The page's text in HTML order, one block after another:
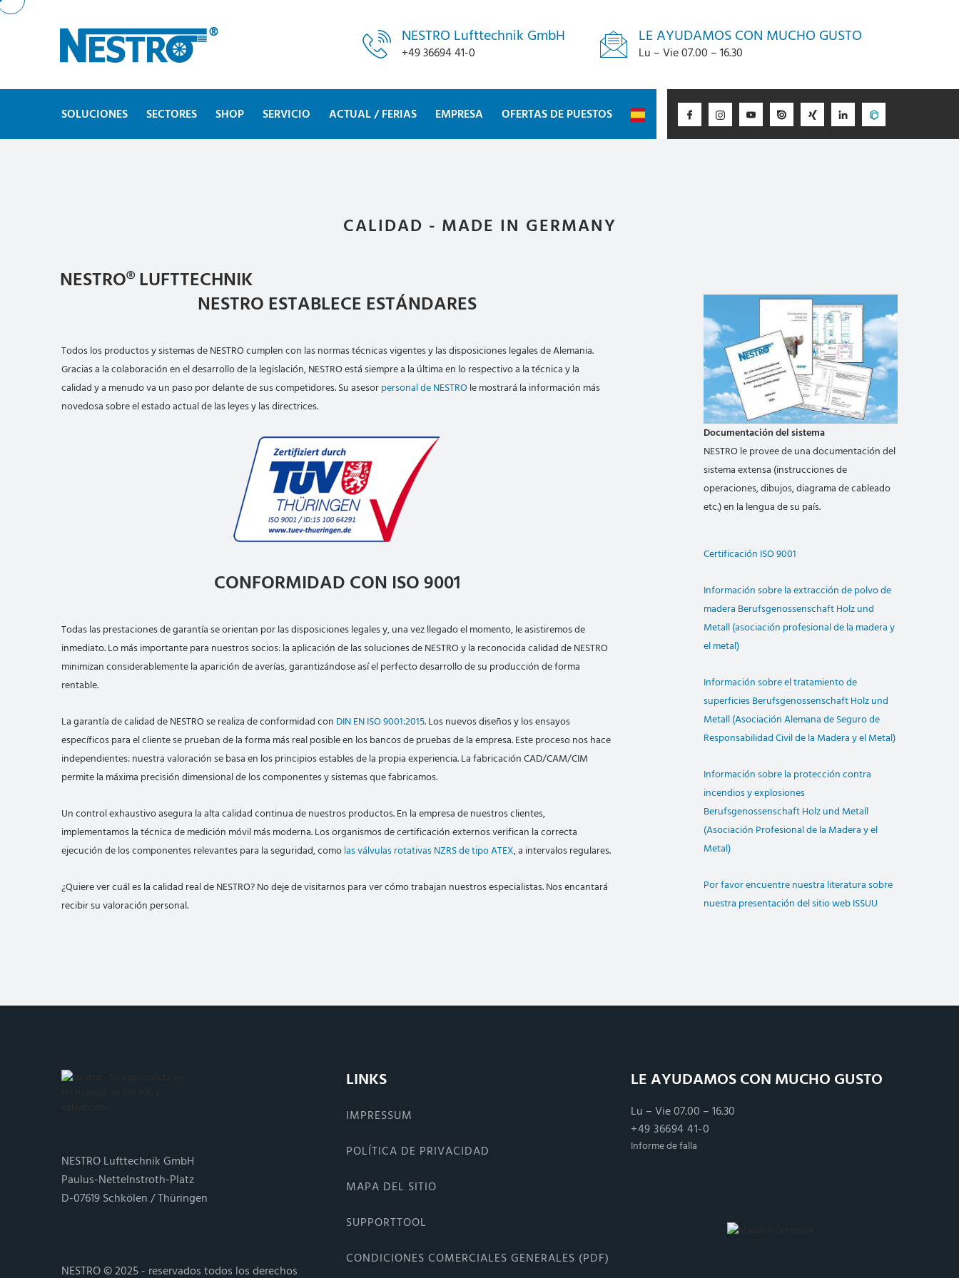
NESTRO Lufttechnik GmbH
+49 36694 41-0
LE AYUDAMOS CON MUCHO GUSTO
Lu – Vie 07.00 – 16.30
SOLUCIONES SECTORES SHOP SERVICIO ACTUAL / FERIAS EMPRESA OFERTAS DE PUESTOS
CALIDAD - MADE IN GERMANY
NESTRO® LUFTTECHNIK
NESTRO ESTABLECE ESTÁNDARES
Todos los productos y sistemas de NESTRO cumplen con las normas técnicas vigentes y las disposiciones legales de Alemania.
Gracias a la colaboración en el desarrollo de la legislación, NESTRO está siempre a la última en lo respectivo a la técnica y la
calidad y a menudo va un paso por delante de sus competidores. Su asesorpersonal de NESTROle mostrará la información más
novedosa sobre el estado actual de las leyes y las directrices.
CONFORMIDAD CON ISO 9001
Todas las prestaciones de garantía se orientan por las disposiciones legales y, una vez llegado el momento, le asistiremos de
inmediato. Lo más importante para nuestros socios: la aplicación de las soluciones de NESTRO y la reconocida calidad de NESTRO
minimizan considerablemente la aparición de averías, garantizándose así el perfecto desarrollo de su producción de forma
rentable.
La garantía de calidad de NESTRO se realiza de conformidad con DIN EN ISO 9001:2015. Los nuevos diseños y los ensayos
específicos para el cliente se prueban de la forma más real posible en los bancos de pruebas de la empresa. Este proceso nos hace
independientes: nuestra valoración se basa en los principios estables de la propia experiencia. La fabricación CAD/CAM/CIM
permite la máxima precisión dimensional de los componentes y sistemas que fabricamos.
Un control exhaustivo asegura la alta calidad continua de nuestros productos. En la empresa de nuestros clientes,
implementamos la técnica de medición móvil más moderna. Los organismos de certificación externos verifican la correcta
ejecución de los componentes relevantes para la seguridad, comolas válvulas rotativas NZRS de tipo ATEX, a intervalos regulares.
¿Quiere ver cuál es la calidad real de NESTRO? No deje de visitarnos para ver cómo trabajan nuestros especialistas. Nos encantará
recibir su valoración personal.
Documentación del sistema
NESTRO le provee de una documentación del
sistema extensa (instrucciones de
operaciones, dibujos, diagrama de cableado
etc.) en la lengua de su país.
Certificación ISO 9001
Información sobre la extracción de polvo de
madera Berufsgenossenschaft Holz und
Metall (asociación profesional de la madera y
el metal)
Información sobre el tratamiento de
superficies Berufsgenossenschaft Holz und
Metall (Asociación Alemana de Seguro de
Responsabilidad Civil de la Madera y el Metal)
Información sobre la protección contra
incendios y explosiones
Berufsgenossenschaft Holz und Metall
(Asociación Profesional de la Madera y el
Metal)
Por favor encuentre nuestra literatura sobre
nuestra presentación del sitio web ISSUU
NESTRO Lufttechnik GmbH
Paulus-Nettelnstroth-Platz
D-07619 Schkölen / Thüringen
NESTRO © 2025 - reservados todos los derechos
LINKS
IMPRESSUM
POLÍTICA DE PRIVACIDAD
MAPA DEL SITIO
SUPPORTTOOL
CONDICIONES COMERCIALES GENERALES (PDF)
LE AYUDAMOS CON MUCHO GUSTO
Lu – Vie 07.00 – 16.30
+49 36694 41-0
Informe de falla